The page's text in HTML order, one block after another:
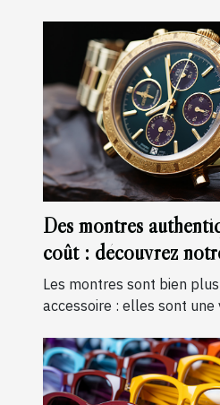
Des montres
coût : découvrez
Les montres sont bien
accessoire : elles sont une